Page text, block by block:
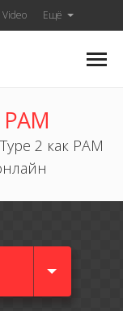
Video Ещё
2 как PAM